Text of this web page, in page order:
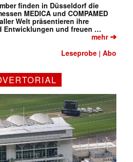
finden in Düsseldorf die
MEDICA und COMPAMED
Welt präsentieren ihre
Entwicklungen und freuen …
mehr➔
Leseprobe |Abo